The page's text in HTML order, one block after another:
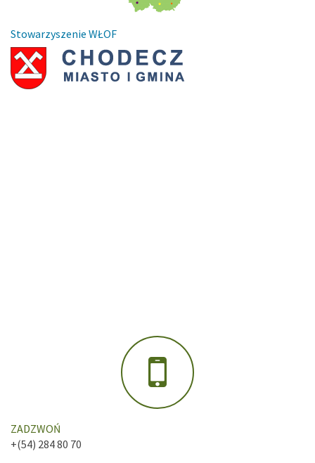
Stowarzyszenie WŁOF
ZADZWOŃ
+(54) 284 80 70